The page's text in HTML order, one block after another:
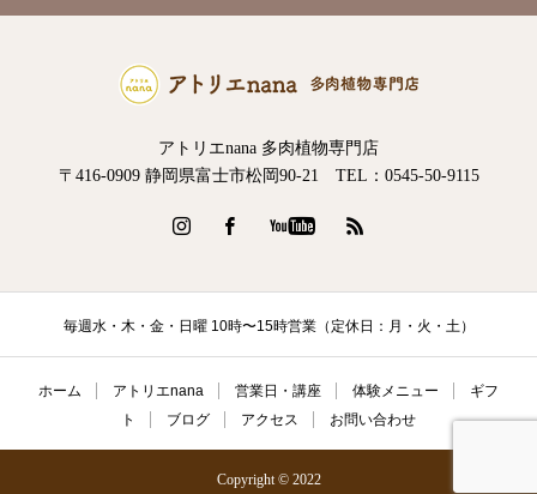
アトリエnana 多肉植物専門店
〒416-0909 静岡県富士市松岡90-21 TEL：0545-50-9115
毎週水・木・金・日曜 10時〜15時営業（定休日：月・火・土）
ホーム アトリエnana 営業日・講座 体験メニュー
ギフ
ト
ブログ アクセス お問い合わせ
Copyright © 2022